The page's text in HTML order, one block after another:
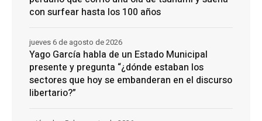
con surfear hasta los 100 años
Yago García habla de un Estado Municipal
presente y pregunta “¿dónde estaban los
sectores que hoy se embanderan en el discurso
libertario?”
jueves 6 de agosto de 2026